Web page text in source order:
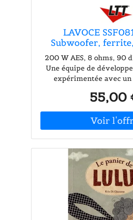
LAVOCE
Subwoofer,
acier -
200 W AES, 8 ohms, 90
Une équipe de
expérimentée avec
Un design italien élégant
Les normes les plus
de test exceptionnels,
production modernes et
haut degré
système d'assurance
logistique efficace,
Capacité de charge
Programme de
de fréquences: 50 - 500
dB, Impédance: 8
Woofer (8") d'environ 20
55,00